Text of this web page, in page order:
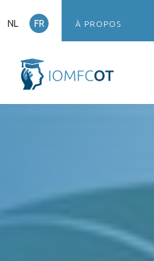
NL FR À PROPOS